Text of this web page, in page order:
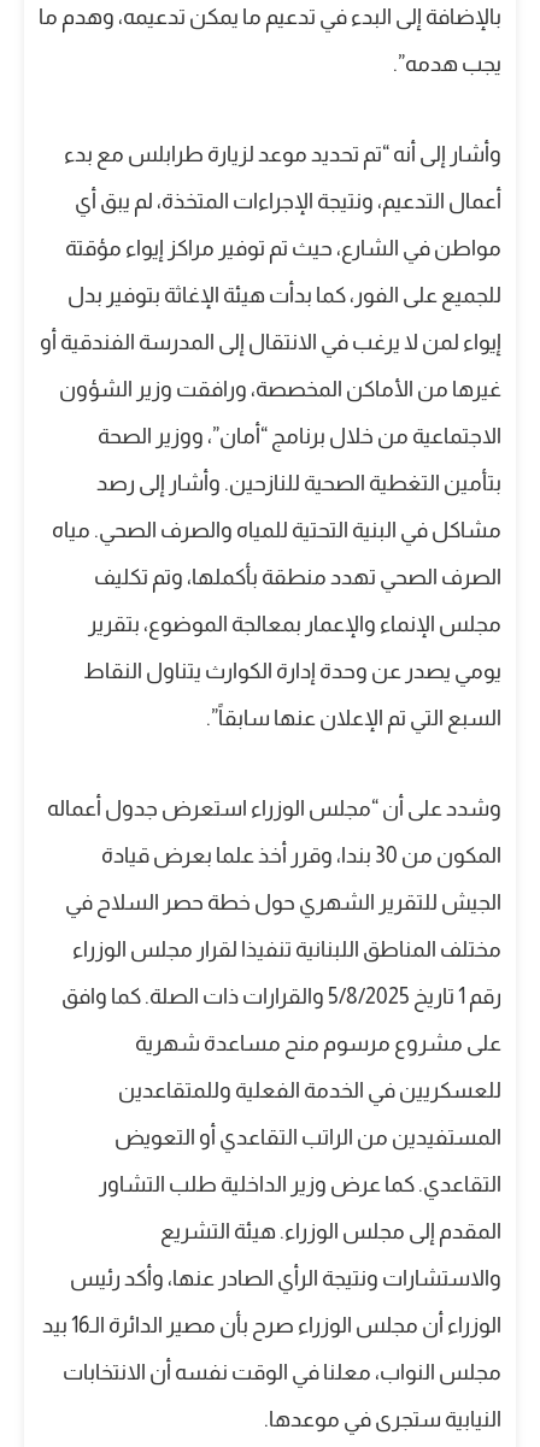
بالإضافة إلى البدء في تدعيم ما يمكن تدعيمه، وهدم ما
يجب هدمه”.
وأشار إلى أنه “تم تحديد موعد لزيارة طرابلس مع بدء
أعمال التدعيم، ونتيجة الإجراءات المتخذة، لم يبق أي
مواطن في الشارع، حيث تم توفير مراكز إيواء مؤقتة
للجميع على الفور، كما بدأت هيئة الإغاثة بتوفير بدل
إيواء لمن لا يرغب في الانتقال إلى المدرسة الفندقية أو
غيرها من الأماكن المخصصة، ورافقت وزير الشؤون
الاجتماعية من خلال برنامج “أمان”، ووزير الصحة
بتأمين التغطية الصحية للنازحين. وأشار إلى رصد
مشاكل في البنية التحتية للمياه والصرف الصحي. مياه
الصرف الصحي تهدد منطقة بأكملها، وتم تكليف
مجلس الإنماء والإعمار بمعالجة الموضوع، بتقرير
يومي يصدر عن وحدة إدارة الكوارث يتناول النقاط
السبع التي تم الإعلان عنها سابقاً”.
وشدد على أن “مجلس الوزراء استعرض جدول أعماله
المكون من 30 بندا، وقرر أخذ علما بعرض قيادة
الجيش للتقرير الشهري حول خطة حصر السلاح في
مختلف المناطق اللبنانية تنفيذا لقرار مجلس الوزراء
رقم 1 تاريخ 5/8/2025 والقرارات ذات الصلة. كما وافق
على مشروع مرسوم منح مساعدة شهرية
للعسكريين في الخدمة الفعلية وللمتقاعدين
المستفيدين من الراتب التقاعدي أو التعويض
التقاعدي. كما عرض وزير الداخلية طلب التشاور
المقدم إلى مجلس الوزراء. هيئة التشريع
والاستشارات ونتيجة الرأي الصادر عنها، وأكد رئيس
الوزراء أن مجلس الوزراء صرح بأن مصير الدائرة الـ16 بيد
مجلس النواب، معلنا في الوقت نفسه أن الانتخابات
النيابية ستجرى في موعدها.